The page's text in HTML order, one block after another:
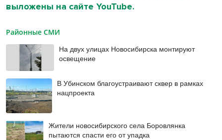
выложены на сайте YouTube.
Районные СМИ
На двух улицах Новосибирска монтируют
освещение
В Убинском благоустраивают сквер в рамках
нацпроекта
Жители новосибирского села Боровлянка
пытаются спасти его от упадка